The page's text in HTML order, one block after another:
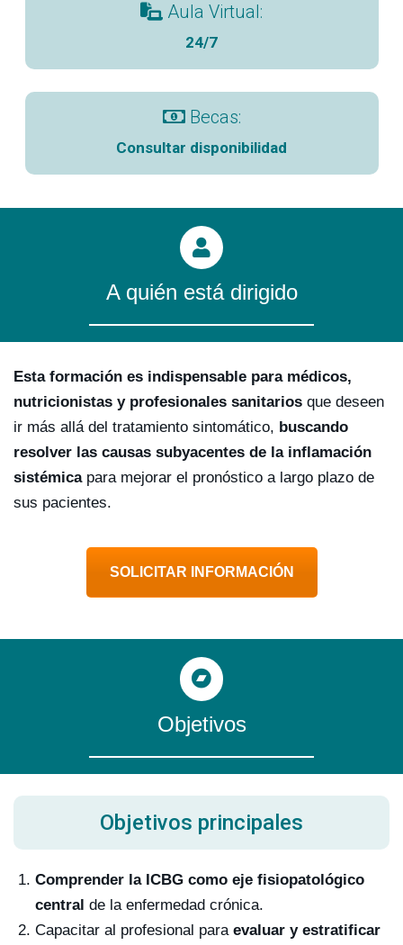
Aula Virtual:
24/7
Becas:
Consultar disponibilidad
A quién está dirigido
Esta formación es indispensable para médicos,
nutricionistas y profesionales sanitarios que deseen
ir más allá del tratamiento sintomático, buscando
resolver las causas subyacentes de la inflamación
sistémicapara mejorar el pronóstico a largo plazo de
sus pacientes.
SOLICITAR INFORMACIÓN
Objetivos
Objetivos principales
Comprender la ICBG como eje fisiopatológico
central de la enfermedad crónica.
Capacitar al profesional para evaluar y estratificar